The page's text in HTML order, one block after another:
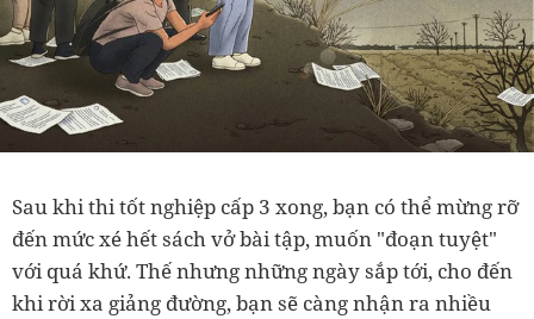
Sau khi thi tốt nghiệp cấp 3 xong, bạn có thể mừng rỡ
đến mức xé hết sách vở bài tập, muốn "đoạn tuyệt"
với quá khứ. Thế nhưng những ngày sắp tới, cho đến
khi rời xa giảng đường, bạn sẽ càng nhận ra nhiều